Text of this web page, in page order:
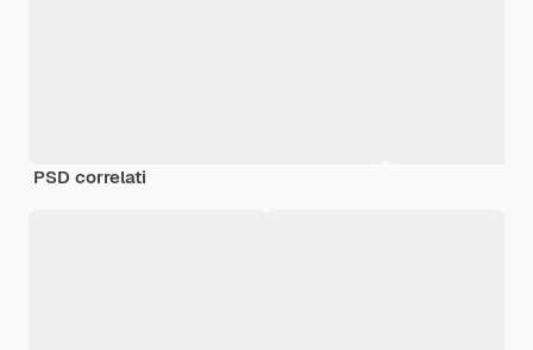
PSD correlati